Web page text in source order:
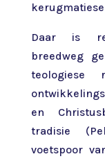
Daar is
breedweg
en
tradisie
voetspoor